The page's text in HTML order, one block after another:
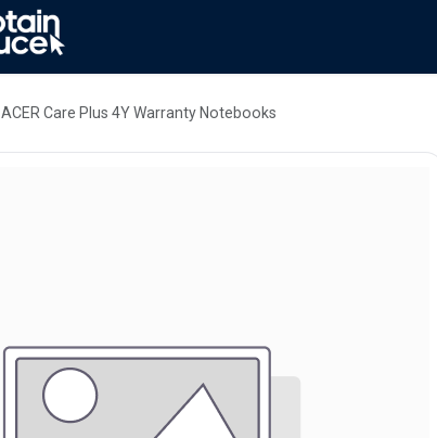
ACER Care Plus 4Y Warranty Notebooks